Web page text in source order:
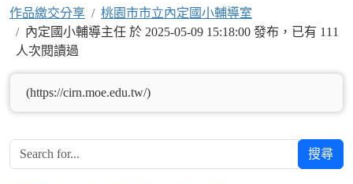
作品繳交分享
桃園市市立內定國小輔導室
內定國小輔導主任 於 2025-05-09 15:18:00 發布，已有 111
人次閱讀過
(https://cirn.moe.edu.tw/)
搜尋